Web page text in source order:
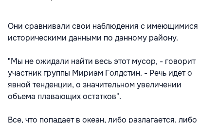
Они сравнивали свои наблюдения с имеющимися
историческими данными по данному району.
"Мы не ожидали найти весь этот мусор, - говорит
участник группы Мириам Голдстин. - Речь идет о
явной тенденции, о значительном увеличении
объема плавающих остатков".
Все, что попадает в океан, либо разлагается, либо